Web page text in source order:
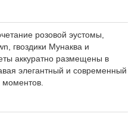
розовой эустомы,
гвоздики Мунаква и
аккуратно размещены в
элегантный и современный
моментов.